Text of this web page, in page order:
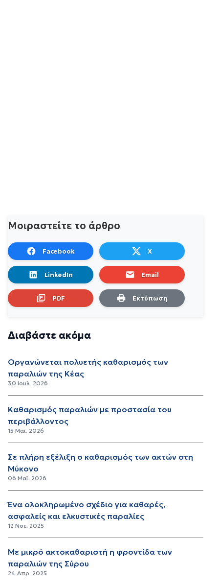
Μοιραστείτε το άρθρο
Facebook X
LinkedIn Email
PDF Εκτύπωση
Διαβάστε ακόμα
Οργανώνεται πολυετής καθαρισμός των
παραλιών της Κέας
30 Ιουλ. 2026
Καθαρισμός παραλιών με προστασία του
περιβάλλοντος
15 Μαϊ. 2026
Σε πλήρη εξέλιξη ο καθαρισμός των ακτών στη
Μύκονο
06 Μαϊ. 2026
Ένα ολοκληρωμένο σχέδιο για καθαρές,
ασφαλείς και ελκυστικές παραλίες
12 Νοε. 2025
Με μικρό ακτοκαθαριστή η φροντίδα των
παραλιών της Σύρου
24 Απρ. 2025